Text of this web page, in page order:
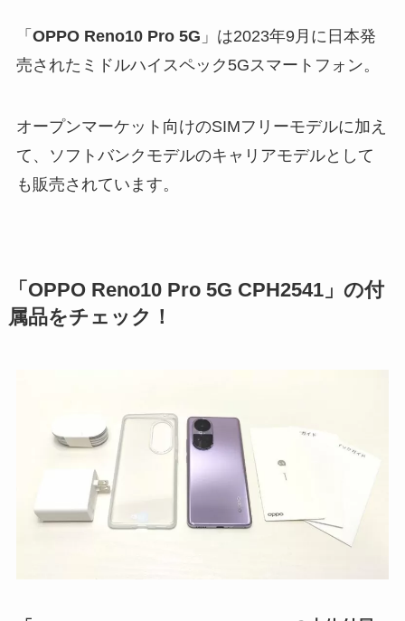
「 OPPO Reno10 Pro 5G 」は2023年9月に日本発
売されたミドルハイスペック5Gスマートフォン。
オープンマーケット向けのSIMフリーモデルに加え
て、ソフトバンクモデルのキャリアモデルとして
も販売されています。
「OPPO Reno10 Pro 5G CPH2541」の付
属品をチェック！